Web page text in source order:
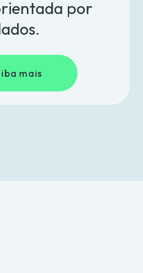
por
mais